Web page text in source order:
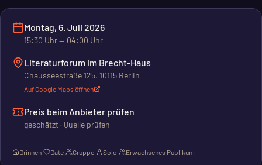
Montag, 6. Juli 2026
15:30 Uhr— 04:00 Uhr
Literaturforum im Brecht-Haus
Chausseestraße 125, 10115 Berlin
Auf Google Maps öffnen
Preis beim Anbieter prüfen
geschätzt · Quelle prüfen
Drinnen· Date· Gruppe· Solo· Erwachsenes Publikum